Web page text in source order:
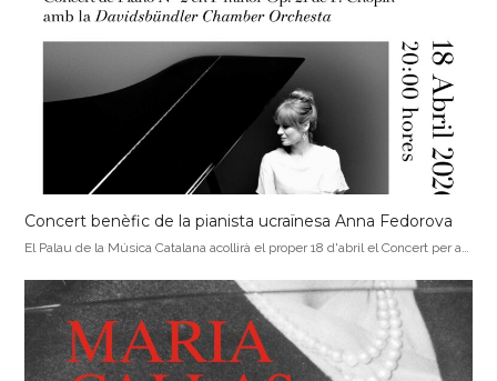
Concert benèfic de la pianista ucraïnesa Anna Fedorova
El Palau de la Música Catalana acollirà el proper 18 d'abril el Concert per a…